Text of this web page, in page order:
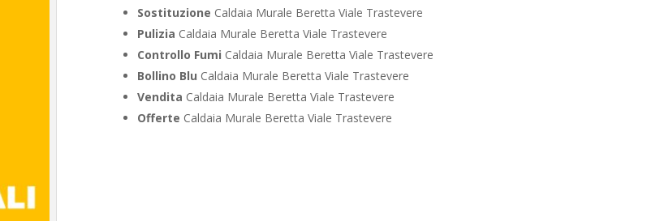
Sostituzione Caldaia Murale Beretta Viale Trastevere
Pulizia Caldaia Murale Beretta Viale Trastevere
Controllo Fumi Caldaia Murale Beretta Viale Trastevere
Bollino Blu Caldaia Murale Beretta Viale Trastevere
Vendita Caldaia Murale Beretta Viale Trastevere
Offerte Caldaia Murale Beretta Viale Trastevere